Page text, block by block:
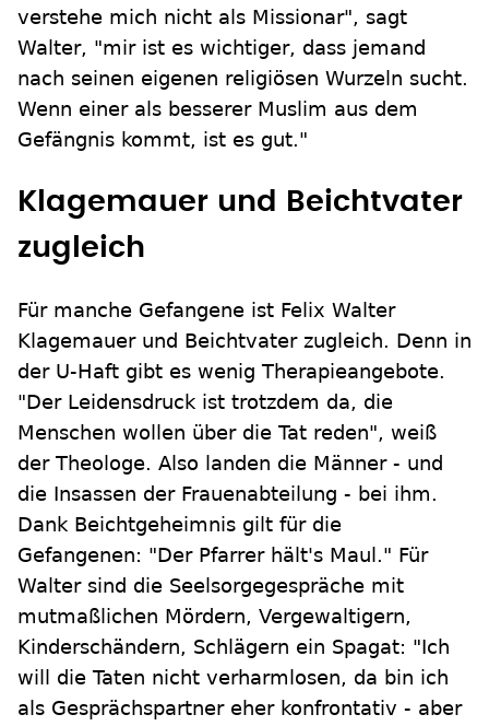
verstehe mich nicht als Missionar", sagt
Walter, "mir ist es wichtiger, dass jemand
nach seinen eigenen religiösen Wurzeln sucht.
Wenn einer als besserer Muslim aus dem
Gefängnis kommt, ist es gut."
Klagemauer und Beichtvater
zugleich
Für manche Gefangene ist Felix Walter
Klagemauer und Beichtvater zugleich. Denn in
der U-Haft gibt es wenig Therapieangebote.
"Der Leidensdruck ist trotzdem da, die
Menschen wollen über die Tat reden", weiß
der Theologe. Also landen die Männer - und
die Insassen der Frauenabteilung - bei ihm.
Dank Beichtgeheimnis gilt für die
Gefangenen: "Der Pfarrer hält's Maul." Für
Walter sind die Seelsorgegespräche mit
mutmaßlichen Mördern, Vergewaltigern,
Kinderschändern, Schlägern ein Spagat: "Ich
will die Taten nicht verharmlosen, da bin ich
als Gesprächspartner eher konfrontativ - aber